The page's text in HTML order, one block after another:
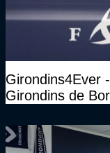
Girondins4Ever
Girondins de